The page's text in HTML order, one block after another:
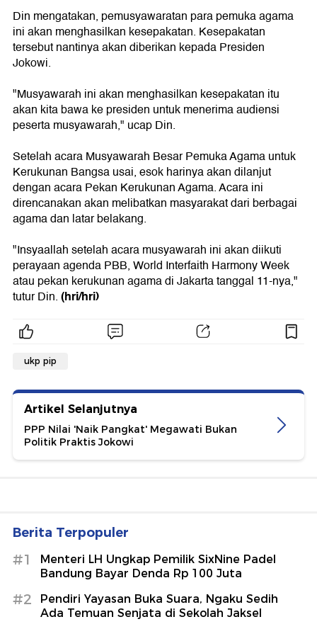
Din mengatakan, pemusyawaratan para pemuka agama
ini akan menghasilkan kesepakatan. Kesepakatan
tersebut nantinya akan diberikan kepada Presiden
Jokowi.
"Musyawarah ini akan menghasilkan kesepakatan itu
akan kita bawa ke presiden untuk menerima audiensi
peserta musyawarah," ucap Din.
Setelah acara Musyawarah Besar Pemuka Agama untuk
Kerukunan Bangsa usai, esok harinya akan dilanjut
dengan acara Pekan Kerukunan Agama. Acara ini
direncanakan akan melibatkan masyarakat dari berbagai
agama dan latar belakang.
"Insyaallah setelah acara musyawarah ini akan diikuti
perayaan agenda PBB, World Interfaith Harmony Week
atau pekan kerukunan agama di Jakarta tanggal 11-nya,"
tutur Din.(hri/hri)
ukp pip
Artikel Selanjutnya
PPP Nilai 'Naik Pangkat' Megawati Bukan
Politik Praktis Jokowi
Berita Terpopuler
#1
Menteri LH Ungkap Pemilik SixNine Padel
Bandung Bayar Denda Rp 100 Juta
#2
Pendiri Yayasan Buka Suara, Ngaku Sedih
Ada Temuan Senjata di Sekolah Jaksel